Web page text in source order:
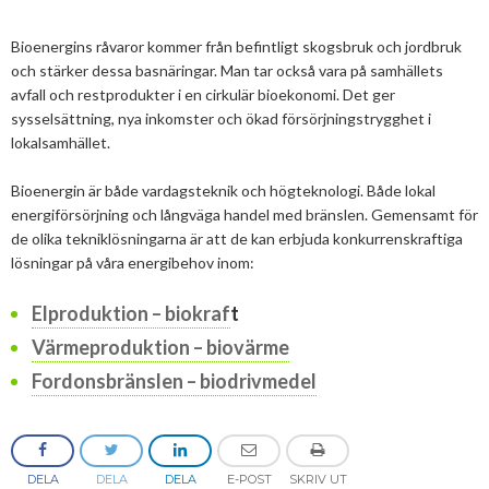
Bioenergins råvaror kommer från befintligt skogsbruk och jordbruk
och stärker dessa basnäringar. Man tar också vara på samhällets
avfall och restprodukter i en cirkulär bioekonomi. Det ger
sysselsättning, nya inkomster och ökad försörjningstrygghet i
lokalsamhället.
Bioenergin är både vardagsteknik och högteknologi. Både lokal
energiförsörjning och långväga handel med bränslen. Gemensamt för
de olika tekniklösningarna är att de kan erbjuda konkurrenskraftiga
lösningar på våra energibehov inom:
Elproduktion – biokraft
Värmeproduktion – biovärme
Fordonsbränslen – biodrivmedel
DELA DELA DELA E-POST SKRIV UT